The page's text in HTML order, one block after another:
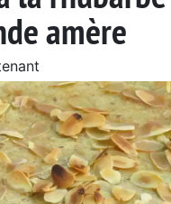
amère